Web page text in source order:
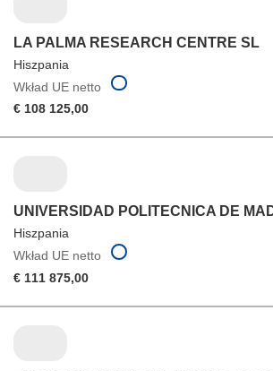
LA PALMA RESEARCH CENTRE SL
Hiszpania
Wkład UE netto
€ 108 125,00
UNIVERSIDAD POLITECNICA DE
Hiszpania
Wkład UE netto
€ 111 875,00